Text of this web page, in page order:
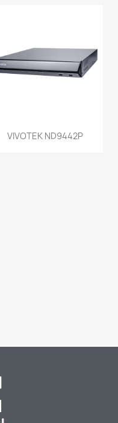
VIVOTEK ND9442P